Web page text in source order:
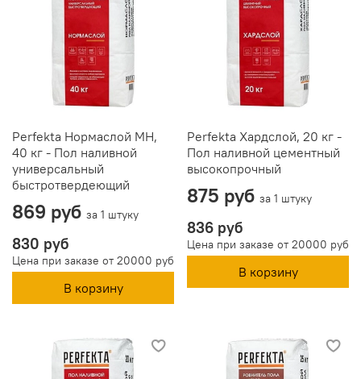
Perfekta Нормаслой МН,
40 кг - Пол наливной
универсальный
быстротвердеющий
869 руб за 1 штуку
830 руб
Цена при заказе от 20000 руб
В корзину
Perfekta Хардслой, 20 кг -
Пол наливной цементный
высокопрочный
875 руб за 1 штуку
836 руб
Цена при заказе от 20000 руб
В корзину